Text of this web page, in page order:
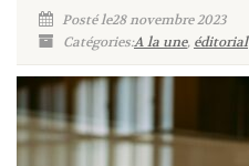
Posté le28 novembre 2023
Catégories:A la une, éditorial